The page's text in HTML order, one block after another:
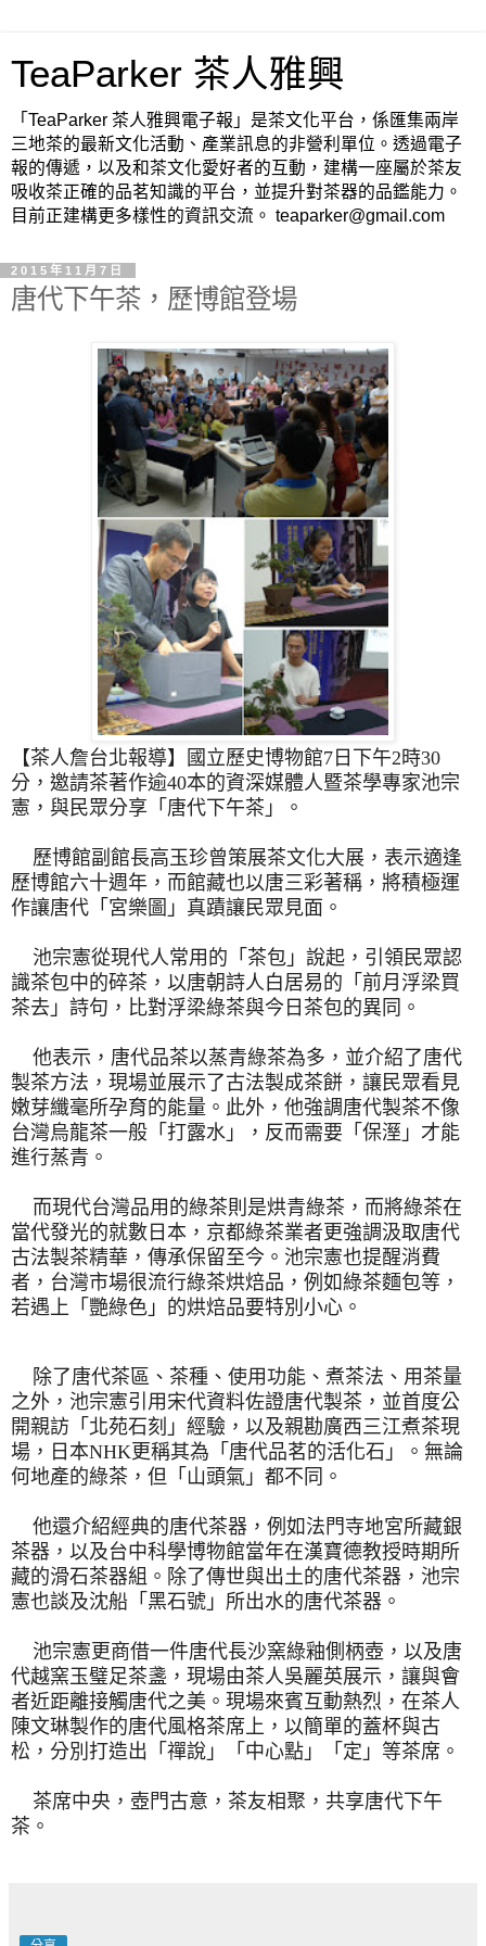
TeaParker 茶人雅興
「TeaParker 茶人雅興電子報」是茶文化平台，係匯集兩岸
三地茶的最新文化活動、產業訊息的非營利單位。透過電子
報的傳遞，以及和茶文化愛好者的互動，建構一座屬於茶友
吸收茶正確的品茗知識的平台，並提升對茶器的品鑑能力。
目前正建構更多樣性的資訊交流。 teaparker@gmail.com
2015年11月7日
唐代下午茶，歷博館登場
【茶人詹台北報導】
國立歷史博物館7日下午2時30
分， 邀請茶著作逾40本的資深媒體人暨茶學專家池宗
憲，與民眾分享「 唐代下午茶」。
歷博館副館長高玉珍曾策展茶文化大展，表示適逢
歷博館六十週年， 而館藏也以唐三彩著稱，將積極運
作讓唐代「宮樂圖」 真蹟讓民眾見面。
池宗憲從現代人常用的「茶包」說起，引領民眾認
識茶包中的碎茶， 以唐朝詩人白居易的「前月浮梁買
茶去」詩句， 比對浮梁綠茶與今日茶包的異同。
他表示，唐代品茶以蒸青綠茶為多，並介紹了唐代
製茶方法， 現場並展示了古法製成茶餅，讓民眾看見
嫩芽纖毫所孕育的能量。 此外，他強調唐代製茶不像
台灣烏龍茶一般「打露水」，反而需要「 保溼」才能
進行蒸青。
而現代台灣品用的綠茶則是烘青綠茶，而將綠茶在
當代發光的就數日 本，京都綠茶業者更強調汲取唐代
古法製茶精華，傳承保留至今。池宗憲也提醒消費
者，台灣市場很流行綠茶烘焙品，例如綠茶麵包等，
若遇上「艷綠色」的烘焙品要特別小心。
除了唐代茶區、茶種、使用功能、煮茶法、用茶量
之外，池宗憲引用 宋代資料佐證唐代製茶，並首度公
開親訪「北苑石刻」經驗， 以及親勘廣西三江煮茶現
場，日本NHK更稱其為「 唐代品茗的活化石」。無論
何地產的綠茶，但「山頭氣」都不同。
他還介紹經典的唐代茶器，例如法門寺地宮所藏銀
茶器， 以及台中科學博物館當年在漢寶德教授時期所
藏的滑石茶器組。 除了傳世與出土的唐代茶器，池宗
憲也談及沈船「黑石號」 所出水的唐代茶器。
池宗憲更商借一件唐代長沙窯綠釉側柄壺， 以及唐
代越窯玉璧足茶盞，現場由茶人吳麗英展示， 讓與會
者近距離接觸唐代之美。現場來賓互動熱烈，在茶人
陳文琳製作的唐代風格茶席上，以簡單的蓋杯與古
松，分別打造出「禪說」「 中心點」「定」等茶席。
茶席中央，壺門古意，茶友相聚，共享唐代下午
茶。